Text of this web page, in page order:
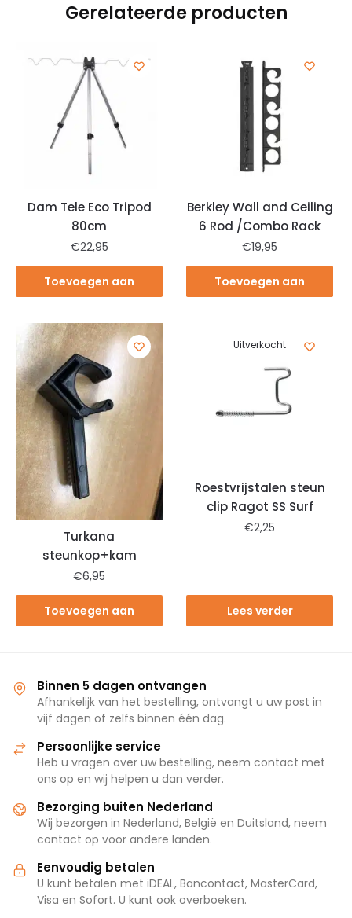
Gerelateerde producten
Dam Tele Eco Tripod
80cm
€22,95
Toevoegen aan
Berkley Wall and Ceiling
6 Rod /Combo Rack
€19,95
Toevoegen aan
Turkana
steunkop+kam
€6,95
Toevoegen aan
Uitverkocht
Roestvrijstalen steun
clip Ragot SS Surf
€2,25
Lees verder
Binnen 5 dagen ontvangen
Afhankelijk van het bestelling, ontvangt u uw post in
vijf dagen of zelfs binnen één dag.
Persoonlijke service
Heb u vragen over uw bestelling, neem contact met
ons op en wij helpen u dan verder.
Bezorging buiten Nederland
Wij bezorgen in Nederland, België en Duitsland, neem
contact op voor andere landen.
Eenvoudig betalen
U kunt betalen met iDEAL, Bancontact, MasterCard,
Visa en Sofort. U kunt ook overboeken.